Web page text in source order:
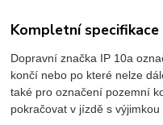
Kompletní specifikace
Dopravní značka IP 10a
končí nebo po které nelze
také pro označení pozemní
pokračovat v jízdě s výjimkou